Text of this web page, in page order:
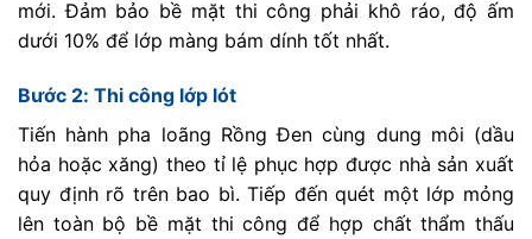
mới. Đảm bảo bề mặt thi công phải khô ráo, độ ấm
dưới 10% để lớp màng bám dính tốt nhất.
Bước 2: Thi công lớp lót
Tiến hành pha loãng Rồng Đen cùng dung môi (dầu
hỏa hoặc xăng) theo tỉ lệ phục hợp được nhà sản xuất
quy định rõ trên bao bì. Tiếp đến quét một lớp mỏng
lên toàn bộ bề mặt thi công để hợp chất thẩm thấu